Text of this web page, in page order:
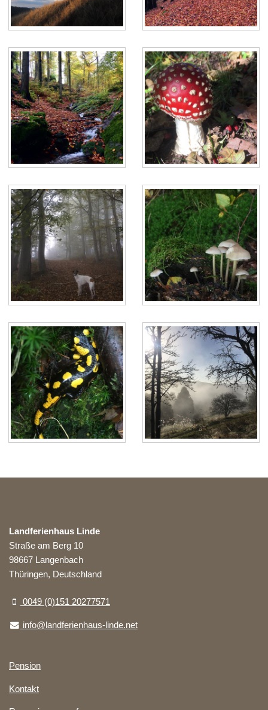
Landferienhaus Linde
Straße am Berg 10
98667 Langenbach
Thüringen, Deutschland
0049 (0)151 20277571
info@landferienhaus-linde.net
Pension
Kontakt